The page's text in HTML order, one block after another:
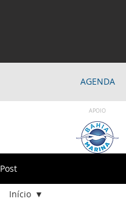
AGENDA
APOIO
Post
Início